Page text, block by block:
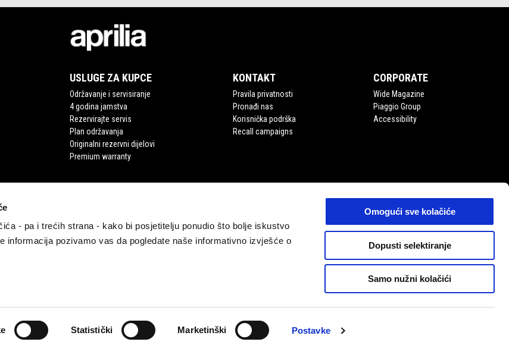
- pa i trećih strana - kako bi posjetitelju ponudio što bolje iskustvo
informacija pozivamo vas da pogledate naše informativno izvješće o
Statistički Marketinški Postavke
Omogući sve kolačiće
Dopusti selektiranje
Samo nužni kolačići
USLUGE ZA KUPCE
Održavanje i servisiranje
4 godina jamstva
Rezervirajte servis
Plan održavanja
Originalni rezervni dijelovi
Premium warranty
KONTAKT
Pravila privatnosti
Pronađi nas
Korisnička podrška
Recall campaigns
CORPORATE
Wide Magazine
Piaggio Group
Accessibility
Viale Rinaldo Piaggio, 25 56025 Pontedera (PI) Tel. +39 0587.272111 P. Iva 01551260506